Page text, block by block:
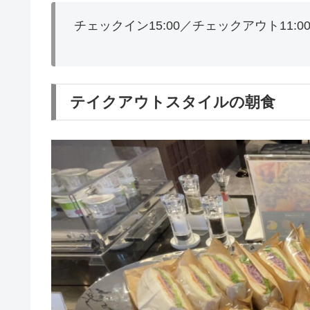
チェックイン15:00／チェックアウト11:00
テイクアウトスタイルの朝食